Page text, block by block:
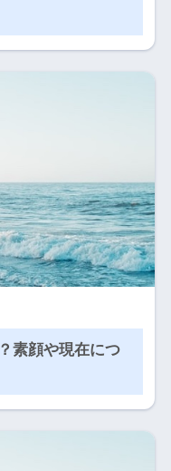
素顔や現在につ